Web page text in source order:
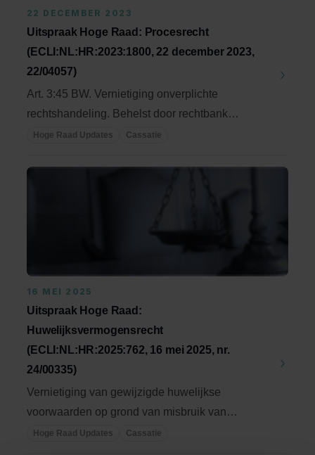
22 DECEMBER 2023
Uitspraak Hoge Raad: Procesrecht
(ECLI:NL:HR:2023:1800, 22 december 2023,
22/04057)
Art. 3:45 BW. Vernietiging onverplichte
rechtshandeling. Behelst door rechtbank
gegeven verklaring ...
Hoge Raad Updates Cassatie
16 MEI 2025
Uitspraak Hoge Raad:
Huwelijksvermogensrecht
(ECLI:NL:HR:2025:762, 16 mei 2025, nr.
24/00335)
Vernietiging van gewijzigde huwelijkse
voorwaarden op grond van misbruik van
omstandigheden (art. ...
Hoge Raad Updates Cassatie